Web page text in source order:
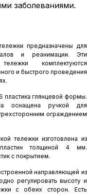
заболеваниями.
предназначены для
и реанимации. Эти
комплектуются
и быстрого проведения
пластика глянцевой формы.
оснащена ручкой для
ограждением
тележки изготовлена из
пластин толщиной 4 мм.
с покрытием.
направляющей из
регулировать высоту и
с обеих сторон. Есть